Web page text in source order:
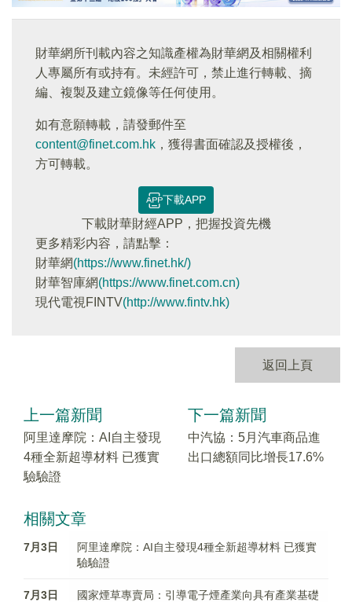
財華網所刊載內容之知識產權為財華網及相關權利
人專屬所有或持有。未經許可，禁止進行轉載、摘
編、複製及建立鏡像等任何使用。
如有意願轉載，請發郵件至
content@finet.com.hk ，獲得書面確認及授權後，
方可轉載。
下載APP
下載財華財經APP，把握投資先機
更多精彩内容，請點擊：
財華網(https://www.finet.hk/)
財華智庫網(https://www.finet.com.cn)
現代電視FINTV(http://www.fintv.hk)
返回上頁
上一篇新聞
阿里達摩院：AI自主發現
4種全新超導材料 已獲實
驗驗證
下一篇新聞
中汽協：5月汽車商品進
出口總額同比增長17.6%
相關文章
7月3日
阿里達摩院：AI自主發現4種全新超導材料 已獲實
驗驗證
7月3日
國家煙草專賣局：引導電子煙產業向具有產業基礎